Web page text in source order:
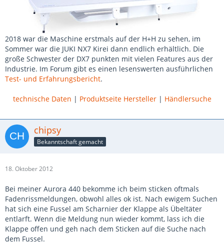
2018 war die Maschine erstmals auf der H+H zu sehen, im
Sommer war die JUKI NX7 Kirei dann endlich erhältlich. Die
große Schwester der DX7 punkten mit vielen Features aus der
Industrie. Im Forum gibt es einen lesenswerten ausführlichen
Test- und Erfahrungsbericht.
technische Daten | Produktseite Hersteller| Händlersuche
chipsy
Bekanntschaft gemacht
18. Oktober 2012
Bei meiner Aurora 440 bekomme ich beim sticken oftmals
Fadenrissmeldungen, obwohl alles ok ist. Nach ewigem Suchen
hat sich eine Fussel am Scharnier der Klappe als Übeltäter
entlarft. Wenn die Meldung nun wieder kommt, lass ich die
Klappe offen und geh nach dem Sticken auf die Suche nach
dem Fussel.